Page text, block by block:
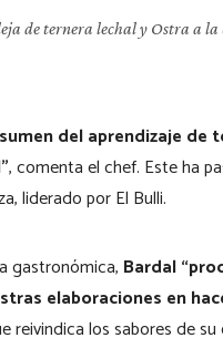
de ternera lechal y Ostra a la
del aprendizaje
, comenta el chef. Este ha
liderado por El Bulli.
gastronómica, Bardal
elaboraciones en
reivindica los sabores de